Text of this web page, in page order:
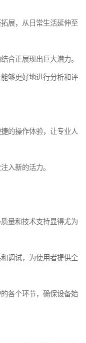
展，从日常生活延伸至
合正展现出巨大潜力。
够更好地进行分析和评
的操作体验，让专业人
入新的活力。
量和技术支持显得尤为
调试，为使用者提供全
各个环节，确保设备始